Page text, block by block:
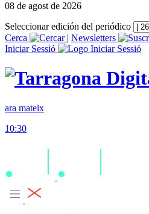
08 de agost de 2026
Seleccionar edición del periódico
Cerca
| Newsletters
Iniciar Sessió
ara mateix
10:30